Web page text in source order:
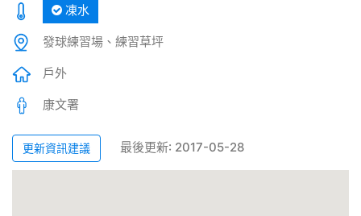
凍水
發球練習場、練習草坪
戶外
康文署
更新資訊建議 最後更新: 2017-05-28